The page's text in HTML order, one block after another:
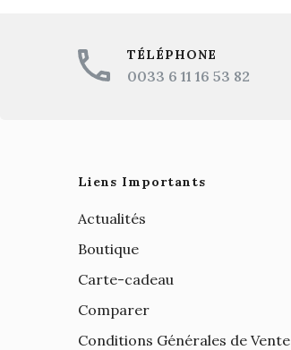
TÉLÉPHONE
0033 6 11 16 53 82
Liens Importants
Actualités
Boutique
Carte-cadeau
Comparer
Conditions Générales de Vente